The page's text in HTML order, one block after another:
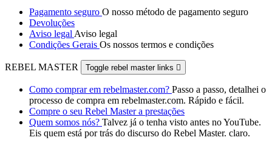
Pagamento seguro O nosso método de pagamento seguro
Devoluções
Aviso legalAviso legal
Condições Gerais Os nossos termos e condições
REBEL MASTER Toggle rebel master links 
Como comprar em rebelmaster.com? Passo a passo, detalhei o
processo de compra em rebelmaster.com. Rápido e fácil.
Compre o seu Rebel Master a prestações
Quem somos nós? Talvez já o tenha visto antes no YouTube.
Eis quem está por trás do discurso do Rebel Master. claro.